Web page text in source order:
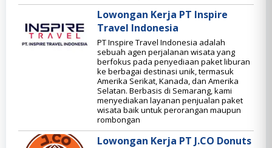
Lowongan Kerja PT Inspire
Travel Indonesia
PT Inspire Travel Indonesia adalah
sebuah agen perjalanan wisata yang
berfokus pada penyediaan paket liburan
ke berbagai destinasi unik, termasuk
Amerika Serikat, Kanada, dan Amerika
Selatan. Berbasis di Semarang, kami
menyediakan layanan penjualan paket
wisata baik untuk perorangan maupun
rombongan
Lowongan Kerja PT J.CO Donuts